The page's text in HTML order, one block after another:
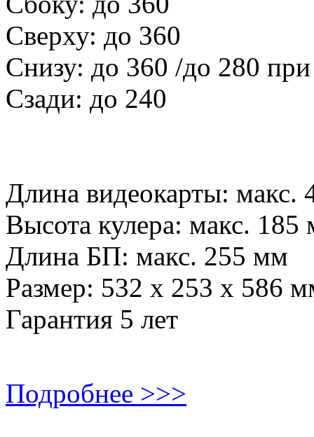
Сверху: до 360
Снизу: до 360 /до 280
Сзади: до 240
Длина видеокарты:
Высота кулера: макс.
Длина БП: макс. 255 мм
Размер: 532 х 253 х 586
Гарантия 5 лет
Подробнее >>>